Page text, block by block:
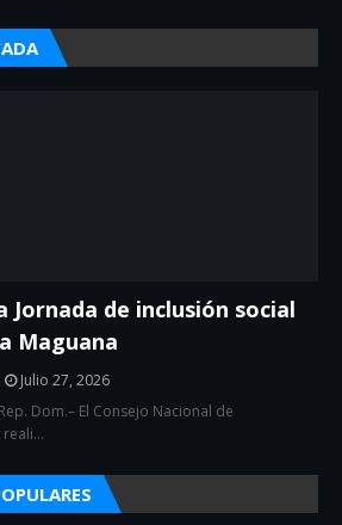
Jornada de inclusión social
Maguana
Julio 27, 2026
Dom.– El Consejo Nacional de
reali…